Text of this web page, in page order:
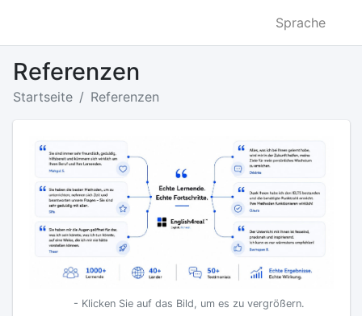
Sprache
Referenzen
Startseite Referenzen
- Klicken Sie auf das Bild, um es zu vergrößern.